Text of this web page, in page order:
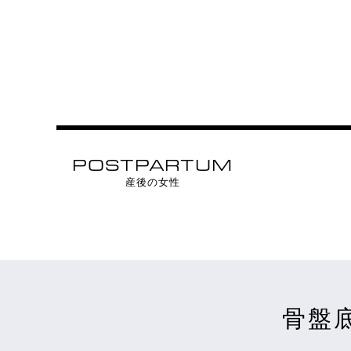
POSTPARTUM
産後の女性
骨盤